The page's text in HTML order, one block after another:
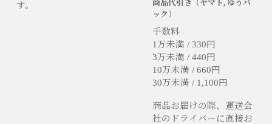
す。
商品代引き（ヤマト, ゆうパ
ック）
手数料
1万未満 / 330円
3万未満 / 440円
10万未満 / 660円
30万未満 / 1,100円
商品お届けの際、運送会
社のドライバーに直接お